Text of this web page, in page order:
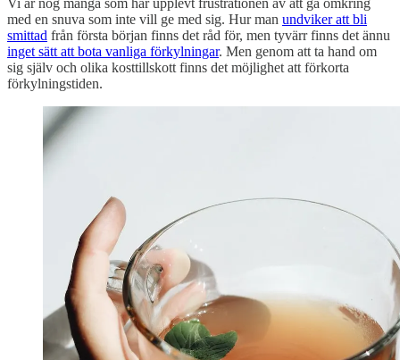
med en snuva som inte vill ge med sig. Hur man undviker att bli
smittad från första början finns det råd för, men tyvärr finns det ännu
inget sätt att bota vanliga förkylningar. Men genom att ta hand om
sig själv och olika kosttillskott finns det möjlighet att förkorta
förkylningstiden.